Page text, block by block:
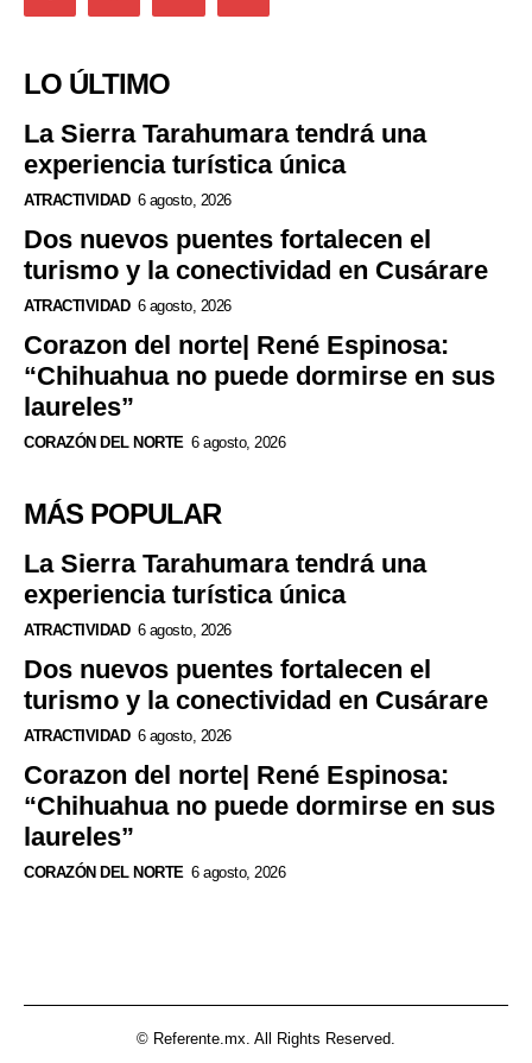
LO ÚLTIMO
La Sierra Tarahumara tendrá una
experiencia turística única
ATRACTIVIDAD 6 agosto, 2026
Dos nuevos puentes fortalecen el
turismo y la conectividad en Cusárare
ATRACTIVIDAD 6 agosto, 2026
Corazon del norte| René Espinosa:
“Chihuahua no puede dormirse en sus
laureles”
CORAZÓN DEL NORTE 6 agosto, 2026
MÁS POPULAR
La Sierra Tarahumara tendrá una
experiencia turística única
ATRACTIVIDAD 6 agosto, 2026
Dos nuevos puentes fortalecen el
turismo y la conectividad en Cusárare
ATRACTIVIDAD 6 agosto, 2026
Corazon del norte| René Espinosa:
“Chihuahua no puede dormirse en sus
laureles”
CORAZÓN DEL NORTE 6 agosto, 2026
© Referente.mx. All Rights Reserved.